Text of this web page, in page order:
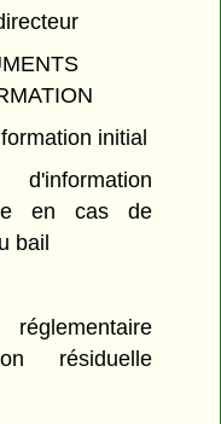
initial
en cas de
bail
réglementaire
résiduelle